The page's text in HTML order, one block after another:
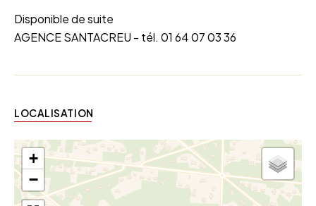
Disponible de suite
AGENCE SANTACREU - tél. 01 64 07 03 36
LOCALISATION
+
−